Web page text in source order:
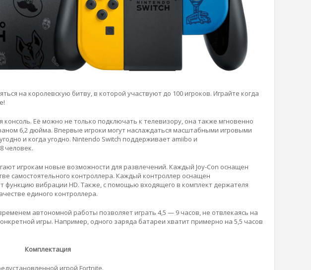
на королевскую битву, в которой участвуют до 100 игроков. Играйте когда
Её можно не только подключать к телевизору, она также мгновенно
6,2 дюйма. Впервые игроки могут наслаждаться масштабными игровыми
и когда угодно. Nintendo Switch поддерживает amiibo и
человек.
игрокам новые возможности для развлечений. Каждый Joy-Con оснащен
самостоятельного контроллера. Каждый контроллер оснащен
функцию вибрации HD. Также, с помощью входящего в комплект держателя
единого контроллера.
автономной работы позволяет играть 4,5 — 9 часов, не отвлекаясь на
игры. Например, одного заряда батареи хватит примерно на 5,5 часов
Комплектация
игрой Fortnite.